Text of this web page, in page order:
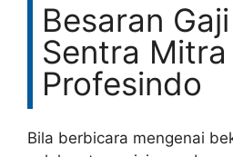
Besaran
Sentra Mitra
Profesindo
Bila berbicara mengenai